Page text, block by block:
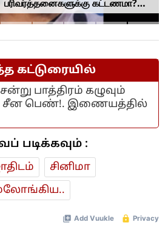
பரிவர்த்தனைகளுக்கு கட்டணமா?
அமைச்சர் நிர்மலா சீதாராமன்
கட்டுரையில்
பாத்திரம் கழுவும்
சீன பெண்!. இணையத்தில்
படிக்கவும் :
சினிமா